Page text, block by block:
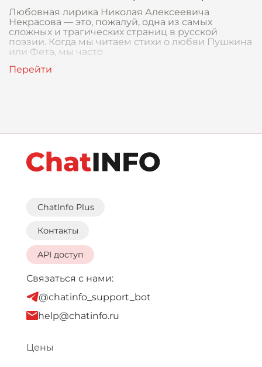
Любовная лирика Николая Алексеевича
Некрасова — это, пожалуй, одна из самых
сложных и трагических страниц в русской
поэзии. Когда мы читаем стихи о любви Пушкина
или Фета, мы часто
ChatInfo Plus
Контакты
API доступ
Связаться с нами:
@chatinfo_support_bot
help@chatinfo.ru
Цены